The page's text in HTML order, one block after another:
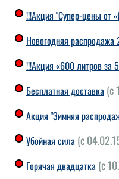
!!!Акция "Супер-цены от
Новогодняя распродажа
!!!Акция «600 литров за
Бесплатная доставка (с
Акция "Зимняя
Убойная сила (с
Горячая двадцатка (с